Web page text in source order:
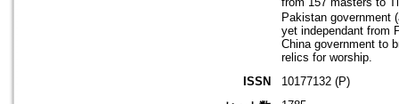
Pakistan government
yet independant from
China government to
relics for worship.
ISSN
10177132 (P)